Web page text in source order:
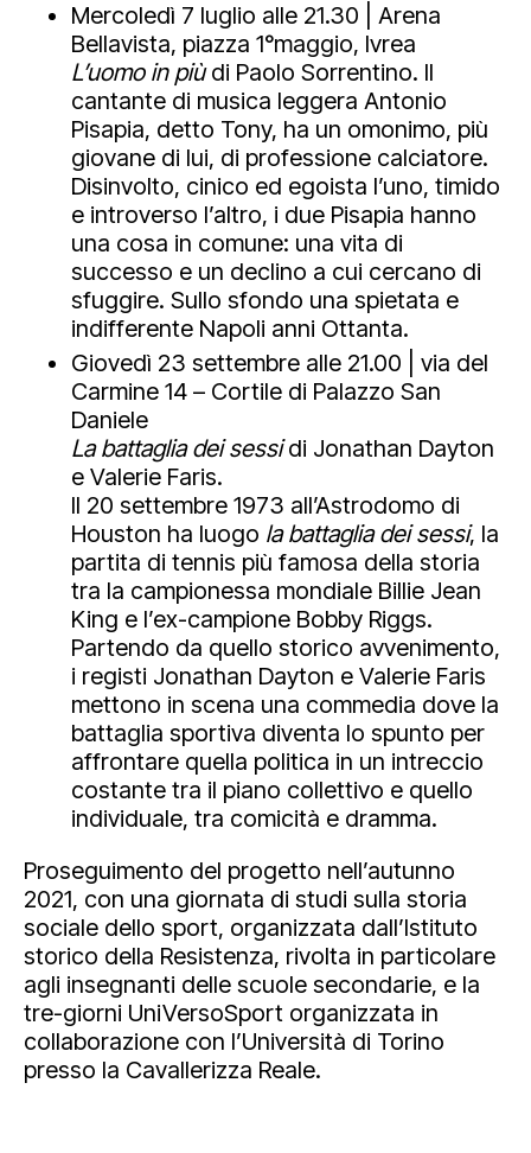
Mercoledì 7 luglio alle 21.30 | Arena
Bellavista, piazza 1°maggio, Ivrea
L’uomo in piùdi Paolo Sorrentino. Il
cantante di musica leggera Antonio
Pisapia, detto Tony, ha un omonimo, più
giovane di lui, di professione calciatore.
Disinvolto, cinico ed egoista l’uno, timido
e introverso l’altro, i due Pisapia hanno
una cosa in comune: una vita di
successo e un declino a cui cercano di
sfuggire. Sullo sfondo una spietata e
indifferente Napoli anni Ottanta.
Giovedì 23 settembre alle 21.00 | via del
Carmine 14 – Cortile di Palazzo San
Daniele
La battaglia dei sessidi Jonathan Dayton
e Valerie Faris.
Il 20 settembre 1973 all’Astrodomo di
Houston ha luogo la battaglia dei sessi, la
partita di tennis più famosa della storia
tra la campionessa mondiale Billie Jean
King e l’ex-campione Bobby Riggs.
Partendo da quello storico avvenimento,
i registi Jonathan Dayton e Valerie Faris
mettono in scena una commedia dove la
battaglia sportiva diventa lo spunto per
affrontare quella politica in un intreccio
costante tra il piano collettivo e quello
individuale, tra comicità e dramma.
Proseguimento del progetto nell’autunno
2021, con una giornata di studi sulla storia
sociale dello sport, organizzata dall’Istituto
storico della Resistenza, rivolta in particolare
agli insegnanti delle scuole secondarie, e la
tre-giorni UniVersoSport organizzata in
collaborazione con l’Università di Torino
presso la Cavallerizza Reale.